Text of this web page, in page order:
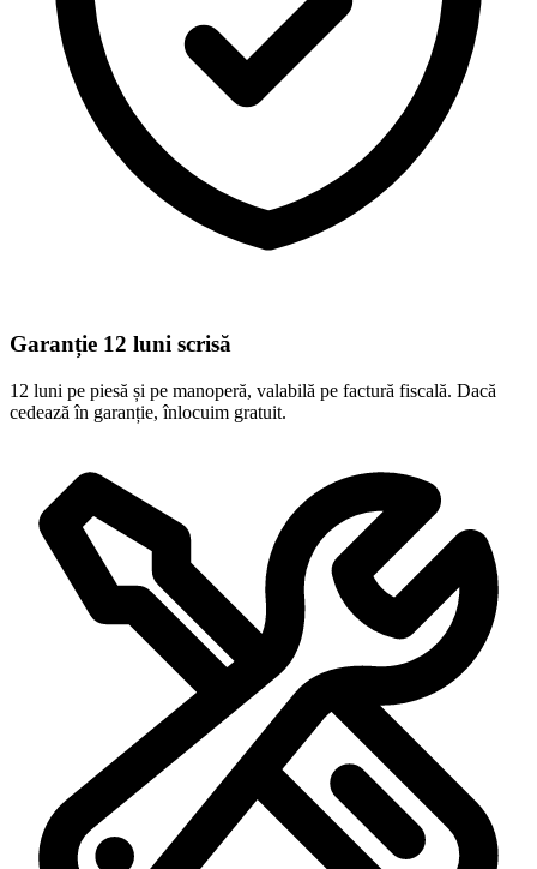
Garanție 12 luni scrisă
12 luni pe piesă și pe manoperă, valabilă pe factură fiscală. Dacă
cedează în garanție, înlocuim gratuit.